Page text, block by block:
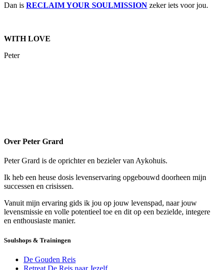
Dan is RECLAIM YOUR SOULMISSION zeker iets voor jou.
WITH LOVE
Peter
Over Peter Grard
Peter Grard is de oprichter en bezieler van Aykohuis.
Ik heb een heuse dosis levenservaring opgebouwd doorheen mijn
successen en crisissen.
Vanuit mijn ervaring gids ik jou op jouw levenspad, naar jouw
levensmissie en volle potentieel toe en dit op een bezielde, integere
en enthousiaste manier.
Soulshops & Trainingen
De Gouden Reis
Retreat De Reis naar Jezelf